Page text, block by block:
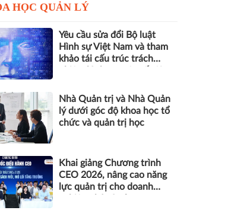
HỌC QUẢN LÝ
Yêu cầu sửa đổi Bộ luật
Hình sự Việt Nam và tham
khảo tái cấu trúc trách
nhân tạo
Nhà Quản trị và Nhà Quản
lý dưới góc độ khoa học tổ
chức và quản trị học
Khai giảng Chương trình
CEO 2026, nâng cao năng
lực quản trị cho doanh